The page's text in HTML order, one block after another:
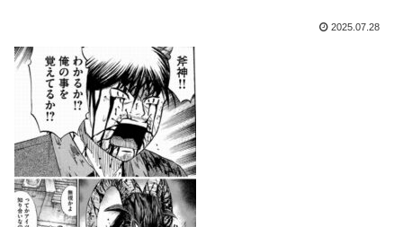
2025.07.28